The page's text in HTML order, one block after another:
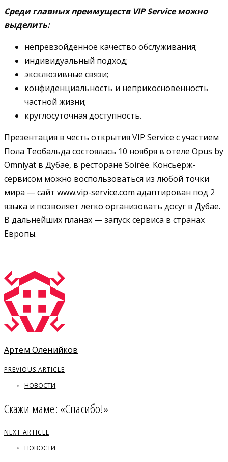
Среди главных преимуществ VIP Service можно
выделить:
непревзойденное качество обслуживания;
индивидуальный подход;
эксклюзивные связи;
конфиденциальность и неприкосновенность
частной жизни;
круглосуточная доступность.
Презентация в честь открытия VIP Service с участием
Пола Теобальда состоялась 10 ноября в отеле Opus by
Omniyat в Дубае, в ресторане Soirée. Консьерж-
сервисом можно воспользоваться из любой точки
мира — сайт www.vip-service.com адаптирован под 2
языка и позволяет легко организовать досуг в Дубае.
В дальнейших планах — запуск сервиса в странах
Европы.
Артем Оленийков
PREVIOUS ARTICLE
НОВОСТИ
Скажи маме: «Спасибо!»
NEXT ARTICLE
НОВОСТИ